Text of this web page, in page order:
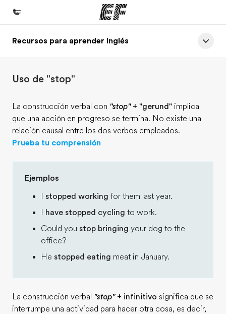
Inicio
Programas
Oficinas
Quiénes somos
Trabajos
Únete al equipo
Recursos para aprender inglés
Uso de "stop"
La construcción verbal con "stop"+ "gerund" implica
que una acción en progreso se termina. No existe una
relación causal entre los dos verbos empleados.
Prueba tu comprensión
Ejemplos
stopped working for them last year.
have stopped cycling to work.
Could you stop bringing your dog to the
office?
He stopped eating meat in January.
La construcción verbal "stop"+ infinitivo significa que se
interrumpe una actividad para hacer otra cosa, es decir,